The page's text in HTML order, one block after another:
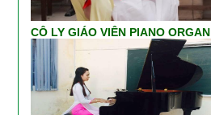
CÔ LY GIÁO VIÊN PIANO ORGAN